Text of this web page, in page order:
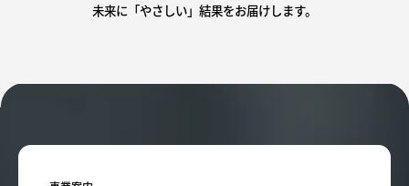
未来に「やさしい」結果をお届けします。